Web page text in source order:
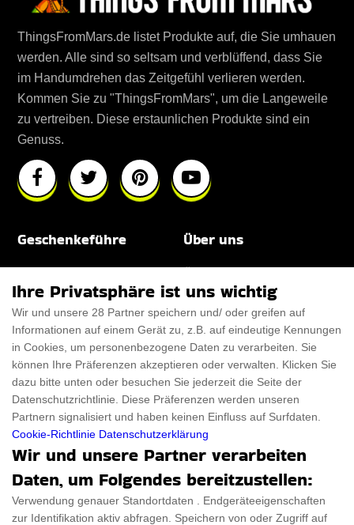
ThingsFromMars.de listet Produkte auf, die Sie umhauen
werden. Alle sind so seltsam und verblüffend, dass Sie
im Handumdrehen das Zeitgefühl verlieren werden.
Kommen Sie zu "ThingsFromMars", um die Langeweile
zu vertreiben. Diese erstaunlichen Produkte sind ein
Genuss.
Geschenkeführe
Für Haustiere
ThanksGiving
Über uns
Rabattcode
Trendiger Rabattcode
Black Friday
Ein Produkt einreichen
Kontakt
Ein Produkt einreichen
Geschenkeführer
Datenschutz­erklärung
Datenschutz­erklärung
Impressum
Cookies
Ihre Privatsphäre ist uns wichtig
Wir und unsere 28 Partner speichern und/ oder greifen auf
Informationen auf einem Gerät zu, z.B. auf eindeutige Kennungen
in Cookies, um personenbezogene Daten zu verarbeiten. Sie
können Ihre Präferenzen akzeptieren oder verwalten. Klicken Sie
dazu bitte unten oder besuchen Sie jederzeit die Seite der
Datenschutzrichtlinie. Diese Präferenzen werden unseren
Partnern signalisiert und haben keinen Einfluss auf Surfdaten.
Cookie-Richtlinie Datenschutzerklärung
Wir und unsere Partner verarbeiten
Daten, um Folgendes bereitzustellen:
Verwendung genauer Standortdaten . Endgeräteeigenschaften
zur Identifikation aktiv abfragen. Speichern von oder Zugriff auf